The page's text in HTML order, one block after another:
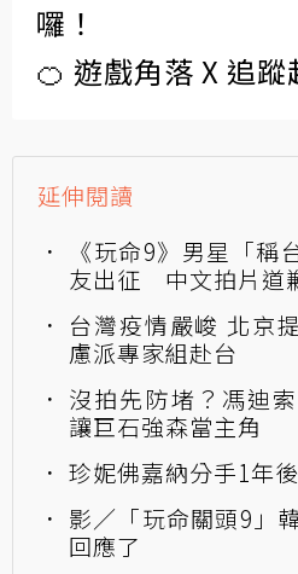
囉！
🍊 遊戲角落 X 追蹤
延伸閱讀
《玩命9》男星「稱
友出征 中文拍片道
台灣疫情嚴峻 北京
慮派專家組赴台
沒拍先防堵？馮迪
讓巨石強森當主角
珍妮佛嘉納分手1年
影／「玩命關頭9」
回應了